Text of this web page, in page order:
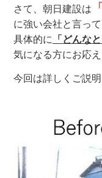
さて、朝日建設は
に強い会社と言って
具体的に
「どんな
気になる方にお応え
今回は詳しくご説